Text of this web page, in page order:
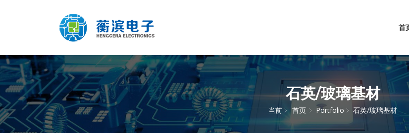
首
石英/玻璃基材
当前 首页 Portfolio 石英/玻璃基材